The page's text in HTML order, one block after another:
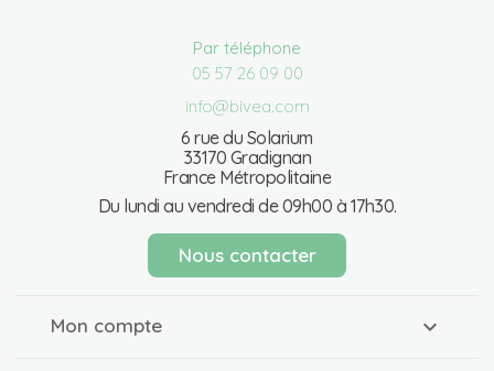
Par téléphone
05 57 26 09 00
info@bivea.com
6 rue du Solarium
33170 Gradignan
France Métropolitaine
Du lundi au vendredi de 09h00 à 17h30.
Nous contacter
Mon compte